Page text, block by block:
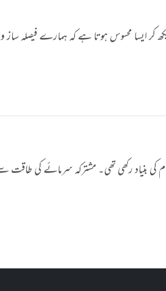
محسوس ہوتا ہے کہ ہمارے فیصلہ ساز
کی بنیاد رکھی تھی۔ مشترکہ سرمائے کی